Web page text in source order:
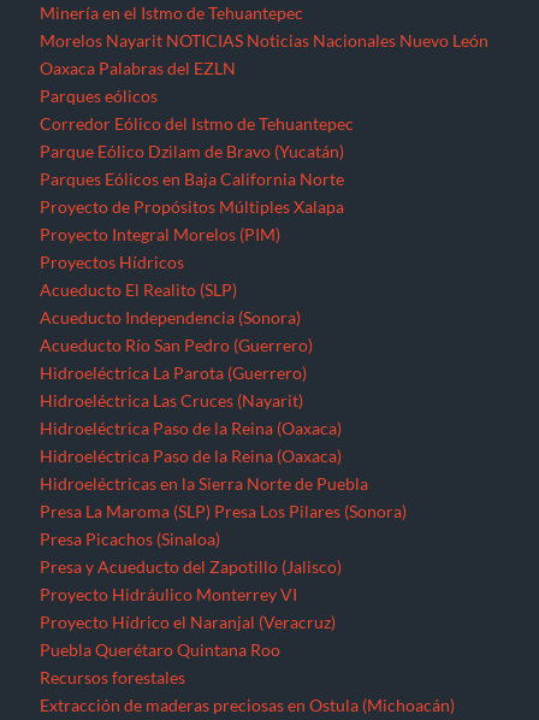
Minería en el Istmo de Tehuantepec
Morelos Nayarit NOTICIAS Noticias Nacionales Nuevo León
Oaxaca Palabras del EZLN
Parques eólicos
Corredor Eólico del Istmo de Tehuantepec
Parque Eólico Dzilam de Bravo (Yucatán)
Parques Eólicos en Baja California Norte
Proyecto de Propósitos Múltiples Xalapa
Proyecto Integral Morelos (PIM)
Proyectos Hídricos
Acueducto El Realito (SLP)
Acueducto Independencia (Sonora)
Acueducto Río San Pedro (Guerrero)
Hidroeléctrica La Parota (Guerrero)
Hidroeléctrica Las Cruces (Nayarit)
Hidroeléctrica Paso de la Reina (Oaxaca)
Hidroeléctrica Paso de la Reina (Oaxaca)
Hidroeléctricas en la Sierra Norte de Puebla
Presa La Maroma (SLP) Presa Los Pilares (Sonora)
Presa Picachos (Sinaloa)
Presa y Acueducto del Zapotillo (Jalisco)
Proyecto Hidráulico Monterrey VI
Proyecto Hídrico el Naranjal (Veracruz)
Puebla Querétaro Quintana Roo
Recursos forestales
Extracción de maderas preciosas en Ostula (Michoacán)